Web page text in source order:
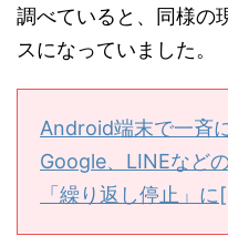
調べていると、同様の
スになっていました。
Android端末で一斉
Google、LINEなど
「繰り返し停止」